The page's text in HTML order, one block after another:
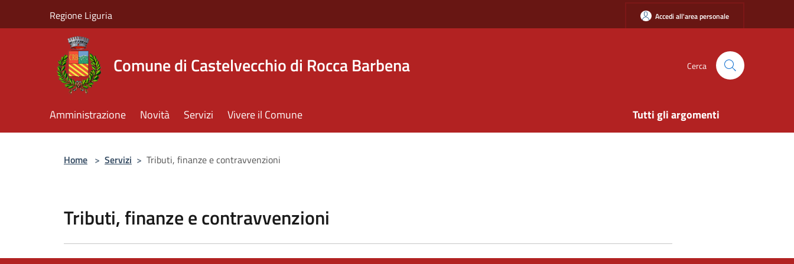
Regione Liguria Accedi all'area personale
Comune di Castelvecchio di Rocca Barbena Cerca
Amministrazione Novità Servizi Vivere il Comune Tutti gli argomenti
Home > Servizi > Tributi, finanze e contravvenzioni
Tributi, finanze e contravvenzioni